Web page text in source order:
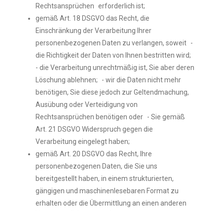
Rechtsansprüchen erforderlich ist;
gemäß Art. 18 DSGVO das Recht, die
Einschränkung der Verarbeitung Ihrer
personenbezogenen Daten zu verlangen, soweit -
die Richtigkeit der Daten von Ihnen bestritten wird;
- die Verarbeitung unrechtmäßig ist, Sie aber deren
Löschung ablehnen; - wir die Daten nicht mehr
benötigen, Sie diese jedoch zur Geltendmachung,
Ausübung oder Verteidigung von
Rechtsansprüchen benötigen oder - Sie gemäß
Art. 21 DSGVO Widerspruch gegen die
Verarbeitung eingelegt haben;
gemäß Art. 20 DSGVO das Recht, Ihre
personenbezogenen Daten, die Sie uns
bereitgestellt haben, in einem strukturierten,
gängigen und maschinenlesebaren Format zu
erhalten oder die Übermittlung an einen anderen